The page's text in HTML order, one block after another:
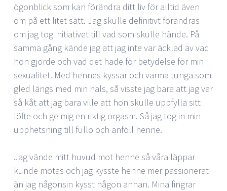
ögonblick som kan förändra ditt liv för alltid även
om på ett litet sätt. Jag skulle definitivt förändras
om jag tog initiativet till vad som skulle hände. På
samma gång kände jag att jag inte var äcklad av vad
hon gjorde och vad det hade för betydelse för min
sexualitet. Med hennes kyssar och varma tunga som
gled längs med min hals, så visste jag bara att jag var
så kåt att jag bara ville att hon skulle uppfylla sitt
löfte och ge mig en riktig orgasm. Så jag tog in min
upphetsning till fullo och anföll henne.
Jag vände mitt huvud mot henne så våra läppar
kunde mötas och jag kysste henne mer passionerat
än jag någonsin kysst någon annan. Mina fingrar